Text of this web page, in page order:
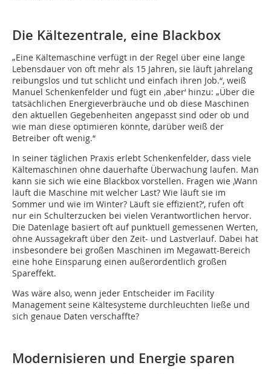
Die Kältezentrale, eine Blackbox
„Eine Kältemaschine verfügt in der Regel über eine lange
Lebensdauer von oft mehr als 15 Jahren, sie läuft jahrelang
reibungslos und tut schlicht und einfach ihren Job.“, weiß
Manuel Schenkenfelder und fügt ein ‚aber‘ hinzu: „Über die
tatsächlichen Energieverbräuche und ob diese Maschinen
den aktuellen Gegebenheiten angepasst sind oder ob und
wie man diese optimieren könnte, darüber weiß der
Betreiber oft wenig.“
In seiner täglichen Praxis erlebt Schenkenfelder, dass viele
Kältemaschinen ohne dauerhafte Überwachung laufen. Man
kann sie sich wie eine Blackbox vorstellen. Fragen wie ‚Wann
läuft die Maschine mit welcher Last? Wie läuft sie im
Sommer und wie im Winter? Läuft sie effizient?‘, rufen oft
nur ein Schulterzucken bei vielen Verantwortlichen hervor.
Die Datenlage basiert oft auf punktuell gemessenen Werten,
ohne Aussagekraft über den Zeit- und Lastverlauf. Dabei hat
insbesondere bei großen Maschinen im Megawatt-Bereich
eine hohe Einsparung einen außerordentlich großen
Spareffekt.
Was wäre also, wenn jeder Entscheider im Facility
Management seine Kältesysteme durchleuchten ließe und
sich genaue Daten verschaffte?
Modernisieren und Energie sparen